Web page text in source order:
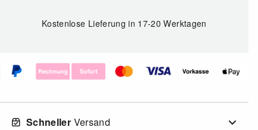
Kostenlose Lieferungin 17-20 Werktagen
Schneller Versand